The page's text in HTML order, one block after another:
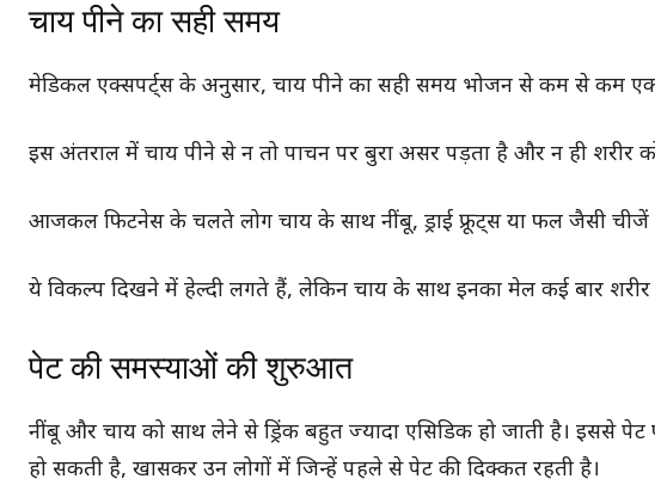
चाय पीने का सही समय
मेडिकल एक्सपर्ट्स के अनुसार, चाय पीने का सही समय भोजन से कम से कम एक
इस अंतराल में चाय पीने से न तो पाचन पर बुरा असर पड़ता है और न ही शरीर
आजकल फिटनेस के चलते लोग चाय के साथ नींबू, ड्राई फ्रूट्स या फल जैसी चीजें
ये विकल्प दिखने में हेल्दी लगते हैं, लेकिन चाय के साथ इनका मेल कई बार
पेट की समस्याओं की शुरुआत
नींबू और चाय को साथ लेने से ड्रिंक बहुत ज्यादा एसिडिक हो जाती है। इससे
हो सकती है, खासकर उन लोगों में जिन्हें पहले से पेट की दिक्कत रहती है।